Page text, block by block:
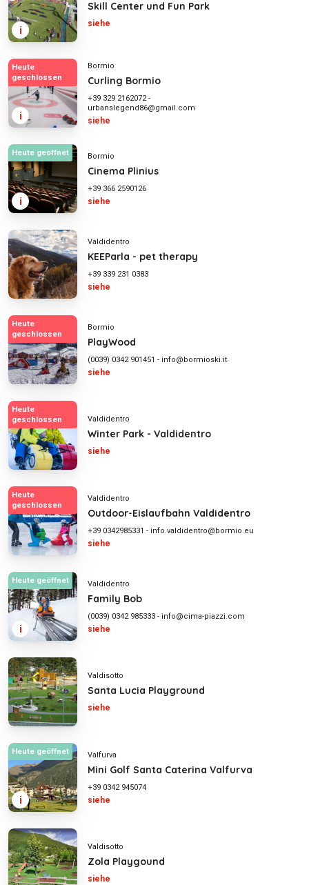
i
Skill Center und Fun Park
siehe
i
Heute
geschlossen
Bormio
Curling Bormio
+39 329 2162072-
urbanslegend86@gmail.com
siehe
i
Heute geöffnet Bormio
Cinema Plinius
+39 366 2590126
siehe
Valdidentro
KEEParla - pet therapy
+39 339 231 0383
siehe
Heute
geschlossen
Bormio
PlayWood
(0039) 0342 901451 - info@bormioski.it
siehe
Heute
geschlossen
Valdidentro
Winter Park - Valdidentro
siehe
Heute
geschlossen
Valdidentro
Outdoor-Eislaufbahn Valdidentro
+39 0342985331 - info.valdidentro@bormio.eu
siehe
i
Heute geöffnet Valdidentro
Family Bob
(0039) 0342 985333 - info@cima-piazzi.com
siehe
Valdisotto
Santa Lucia Playground
siehe
i
Heute geöffnet Valfurva
Mini Golf Santa Caterina Valfurva
+39 0342 945074
siehe
Valdisotto
Zola Playgound
siehe